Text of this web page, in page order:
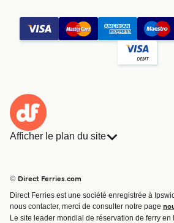
Afficher le plan du site
Traversées et ports
Billet de bateau
© Direct Ferries.com
Direct Ferries est une société enregistrée à
nous contacter, merci de consulter notre page
Le site leader mondial de réservation de ferry en